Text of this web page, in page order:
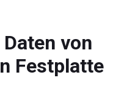
von
Festplatte